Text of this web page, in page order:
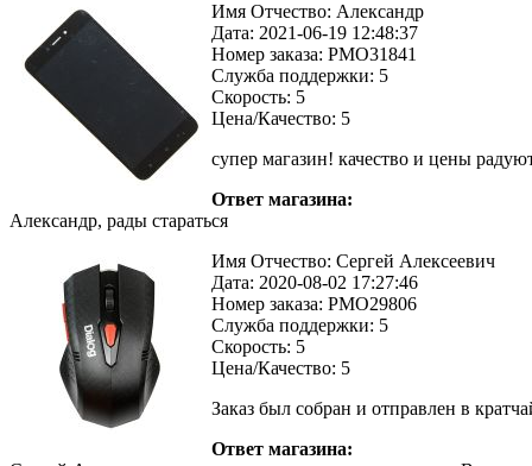
Имя Отчество: Александр
Дата: 2021-06-19 12:48:37
Номер заказа: PMO31841
Служба поддержки: 5
Скорость: 5
Цена/Качество: 5
супер магазин! качество и цены
Ответ магазина:
Александр, рады стараться
Имя Отчество: Сергей Алексеевич
Дата: 2020-08-02 17:27:46
Номер заказа: PMO29806
Служба поддержки: 5
Скорость: 5
Цена/Качество: 5
Заказ был собран и отправлен в
Ответ магазина: